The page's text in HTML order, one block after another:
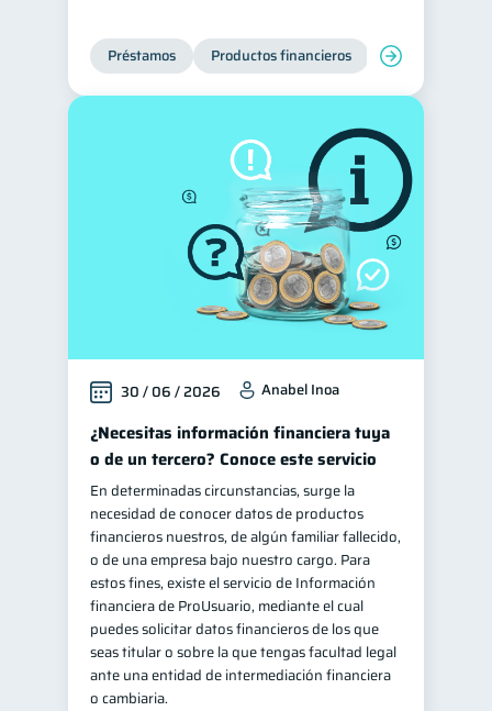
Derechos & Deberes 4
Superintendencia de Bancos 4
2
Inversiones
Cuenta Inactiva 1
Finanzas Personales 1
Finanzas en Pareja 1
ahorro Doble sueldo
Gasto responsable
información financiera 1
Préstamos Productos financieros Manejo de
30 / 06 / 2026 Anabel Inoa
¿Necesitas información financiera tuya
o de un tercero? Conoce este servicio
En determinadas circunstancias, surge la
necesidad de conocer datos de productos
financieros nuestros, de algún familiar fallecido,
o de una empresa bajo nuestro cargo. Para
estos fines, existe el servicio de Información
financiera de ProUsuario, mediante el cual
puedes solicitar datos financieros de los que
seas titular o sobre la que tengas facultad legal
ante una entidad de intermediación financiera
o cambiaria.